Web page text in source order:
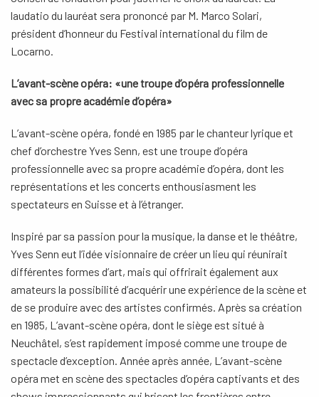
laudatio du lauréat sera prononcé par M. Marco Solari,
président d’honneur du Festival international du film de
Locarno.
L’avant-scène opéra: «une troupe d’opéra professionnelle
avec sa propre académie d’opéra»
L’avant-scène opéra, fondé en 1985 par le chanteur lyrique et
chef d’orchestre Yves Senn, est une troupe d’opéra
professionnelle avec sa propre académie d’opéra, dont les
représentations et les concerts enthousiasment les
spectateurs en Suisse et à l’étranger.
Inspiré par sa passion pour la musique, la danse et le théâtre,
Yves Senn eut l’idée visionnaire de créer un lieu qui réunirait
différentes formes d’art, mais qui offrirait également aux
amateurs la possibilité d’acquérir une expérience de la scène et
de se produire avec des artistes confirmés. Après sa création
en 1985, L’avant-scène opéra, dont le siège est situé à
Neuchâtel, s’est rapidement imposé comme une troupe de
spectacle d’exception. Année après année, L’avant-scène
opéra met en scène des spectacles d’opéra captivants et des